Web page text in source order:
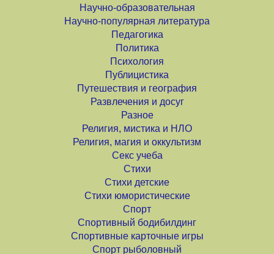
Научно-образовательная
Научно-популярная литература
Педагогика
Политика
Психология
Публицистика
Путешествия и география
Развлечения и досуг
Разное
Религия, мистика и НЛО
Религия, магия и оккультизм
Секс учеба
Стихи
Стихи детские
Стихи юмористические
Спорт
Спортивный бодибилдинг
Спортивные карточные игры
Спорт рыболовный